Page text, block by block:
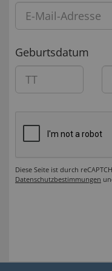
Geburtsdatum
Diese Seite ist durch
Datenschutzbestimmungen